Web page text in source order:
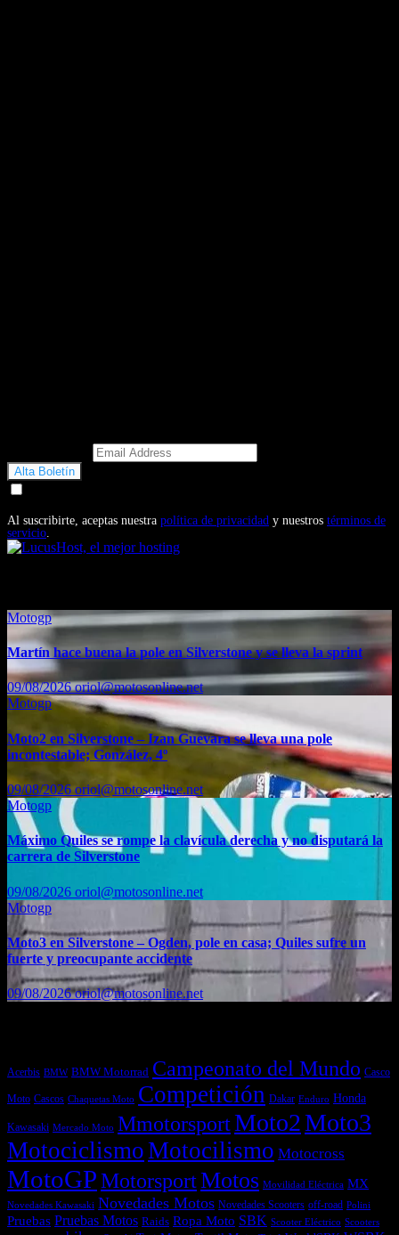
Al suscribirte, aceptas nuestra política de privacidad y nuestros términos de
servicio.
Motogp
Martín hace buena la pole en Silverstone y se lleva la sprint
09/08/2026oriol@motosonline.net
Motogp
Moto2 en Silverstone – Izan Guevara se lleva una pole
incontestable; González, 4º
09/08/2026 oriol@motosonline.net
Motogp
Máximo Quiles se rompe la clavícula derecha y no disputará la
carrera de Silverstone
09/08/2026 oriol@motosonline.net
Motogp
Moto3 en Silverstone – Ogden, pole en casa; Quiles sufre un
fuerte y preocupante accidente
09/08/2026oriol@motosonline.net
Acerbis BMW BMW Motorrad Campeonato del Mundo Casco
Moto Cascos Chaquetas Moto Competición Dakar Enduro Honda
Kawasaki Mercado Moto MmotorsportMoto2Moto3
MotociclismoMotocilismo Motocross
MotoGPMotorsportMotos Movilidad Eléctrica MX
Novedades Kawasaki Novedades Motos Novedades Scooters off-road Polini
Pruebas Pruebas Motos Raids Ropa Moto SBK Scooter Eléctrico Scooters